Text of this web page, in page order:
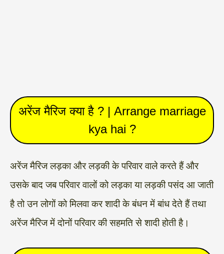
अरेंज मैरिज क्या है ? | Arrange marriage
kya hai ?
अरेंज मैरिज लड़का और लड़की के परिवार वाले करते हैं और
उसके बाद जब परिवार वालों को लड़का या लड़की पसंद आ जाती
है तो उन लोगों को मिलवा कर शादी के बंधन में बांध देते हैं तथा
अरेंज मैरिज में दोनों परिवार की सहमति से शादी होती है।